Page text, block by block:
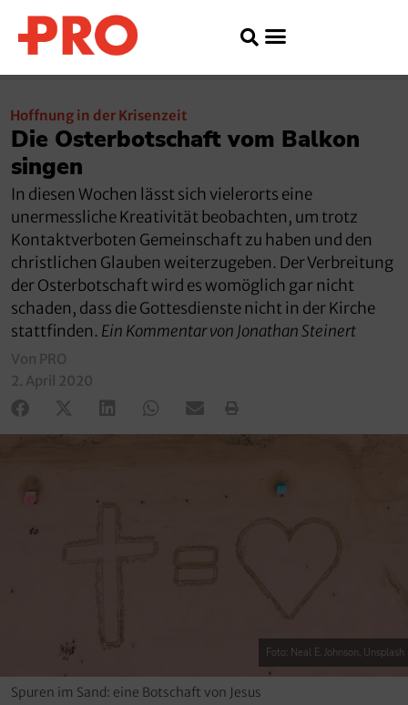
Hoffnung in der Krisenzeit
Die Osterbotschaft vom Balkon
singen
In diesen Wochen lässt sich vielerorts eine
unermessliche Kreativität beobachten, um trotz
Kontaktverboten Gemeinschaft zu haben und den
christlichen Glauben weiterzugeben. Der Verbreitung
der Osterbotschaft wird es womöglich gar nicht
schaden, dass die Gottesdienste nicht in der Kirche
stattfinden. Ein Kommentar von Jonathan Steinert
Von PRO
2. April 2020
Foto: Neal E. Johnson, Unsplash
Spuren im Sand: eine Botschaft von Jesus